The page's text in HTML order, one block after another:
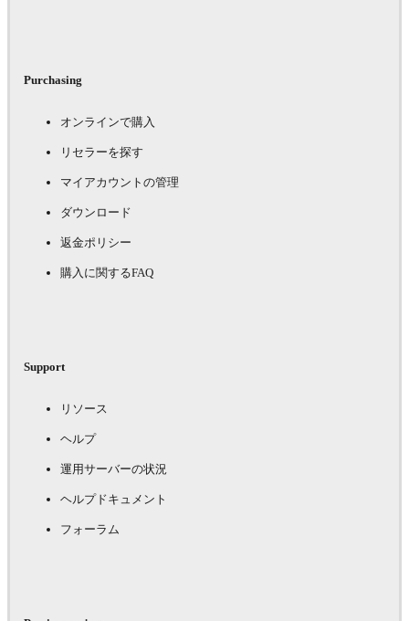
Purchasing
オンラインで購入
リセラーを探す
マイアカウントの管理
ダウンロード
返金ポリシー
購入に関するFAQ
Support
リソース
ヘルプ
運用サーバーの状況
ヘルプドキュメント
フォーラム